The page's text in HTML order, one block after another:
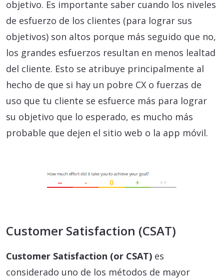
objetivo. Es importante saber cuando los niveles
de esfuerzo de los clientes (para lograr sus
objetivos) son altos porque más seguido que no,
los grandes esfuerzos resultan en menos lealtad
del cliente. Esto se atribuye principalmente al
hecho de que si hay un pobre CX o fuerzas de
uso que tu cliente se esfuerce más para lograr
su objetivo que lo esperado, es mucho más
probable que dejen el sitio web o la app móvil.
Customer Satisfaction (CSAT)
Customer Satisfaction (or CSAT) es
considerado uno de los métodos de mayor